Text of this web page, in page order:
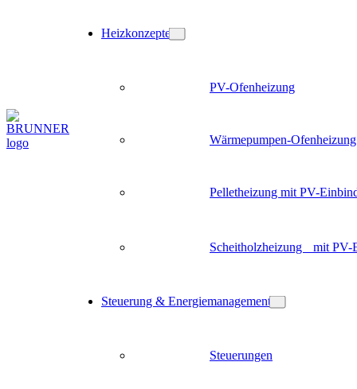
Heizkonzepte
PV-Ofenheizung
Wärmepumpen-Ofenheizung
Pelletheizung mit PV-
Scheitholzheizung mit PV-
Steuerung & Energiemanagement
Steuerungen